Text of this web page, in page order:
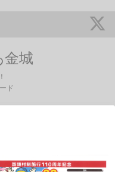
金城
ド